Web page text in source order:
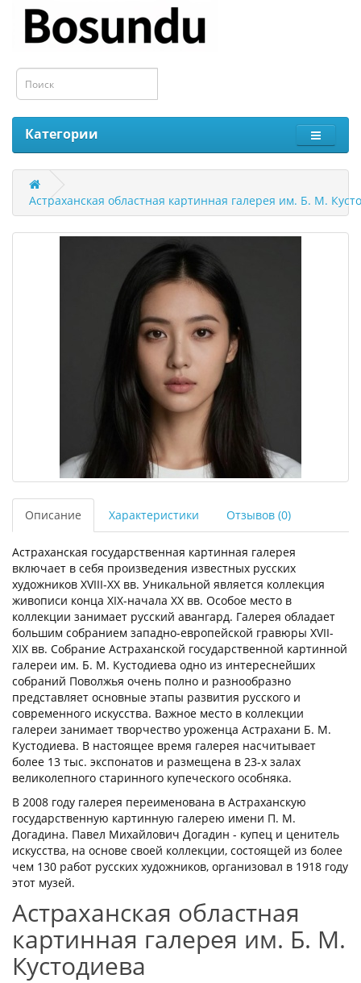
Категории
Астраханская областная картинная галерея им. Б. М.
Описание Характеристики Отзывов (0)
Астраханская государственная картинная галерея
включает в себя произведения известных русских
художников XVIII-XX вв. Уникальной является коллекция
живописи конца XIX-начала XX вв. Особое место в
коллекции занимает русский авангард. Галерея обладает
большим собранием западно-европейской гравюры XVII-
XIX вв. Собрание Астраханской государственной картинной
галереи им. Б. М. Кустодиева одно из интереснейших
собраний Поволжья очень полно и разнообразно
представляет основные этапы развития русского и
современного искусства. Важное место в коллекции
галереи занимает творчество уроженца Астрахани Б. М.
Кустодиева. В настоящее время галерея насчитывает
более 13 тыс. экспонатов и размещена в 23-х залах
великолепного старинного купеческого особняка.
В 2008 году галерея переименована в Астраханскую
государственную картинную галерею имени П. М.
Догадина. Павел Михайлович Догадин - купец и ценитель
искусства, на основе своей коллекции, состоящей из более
чем 130 работ русских художников, организовал в 1918 году
этот музей.
Астраханская областная
картинная галерея им. Б. М.
Кустодиева